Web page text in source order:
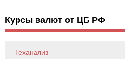
Курсы валют от ЦБ РФ
Теханализ